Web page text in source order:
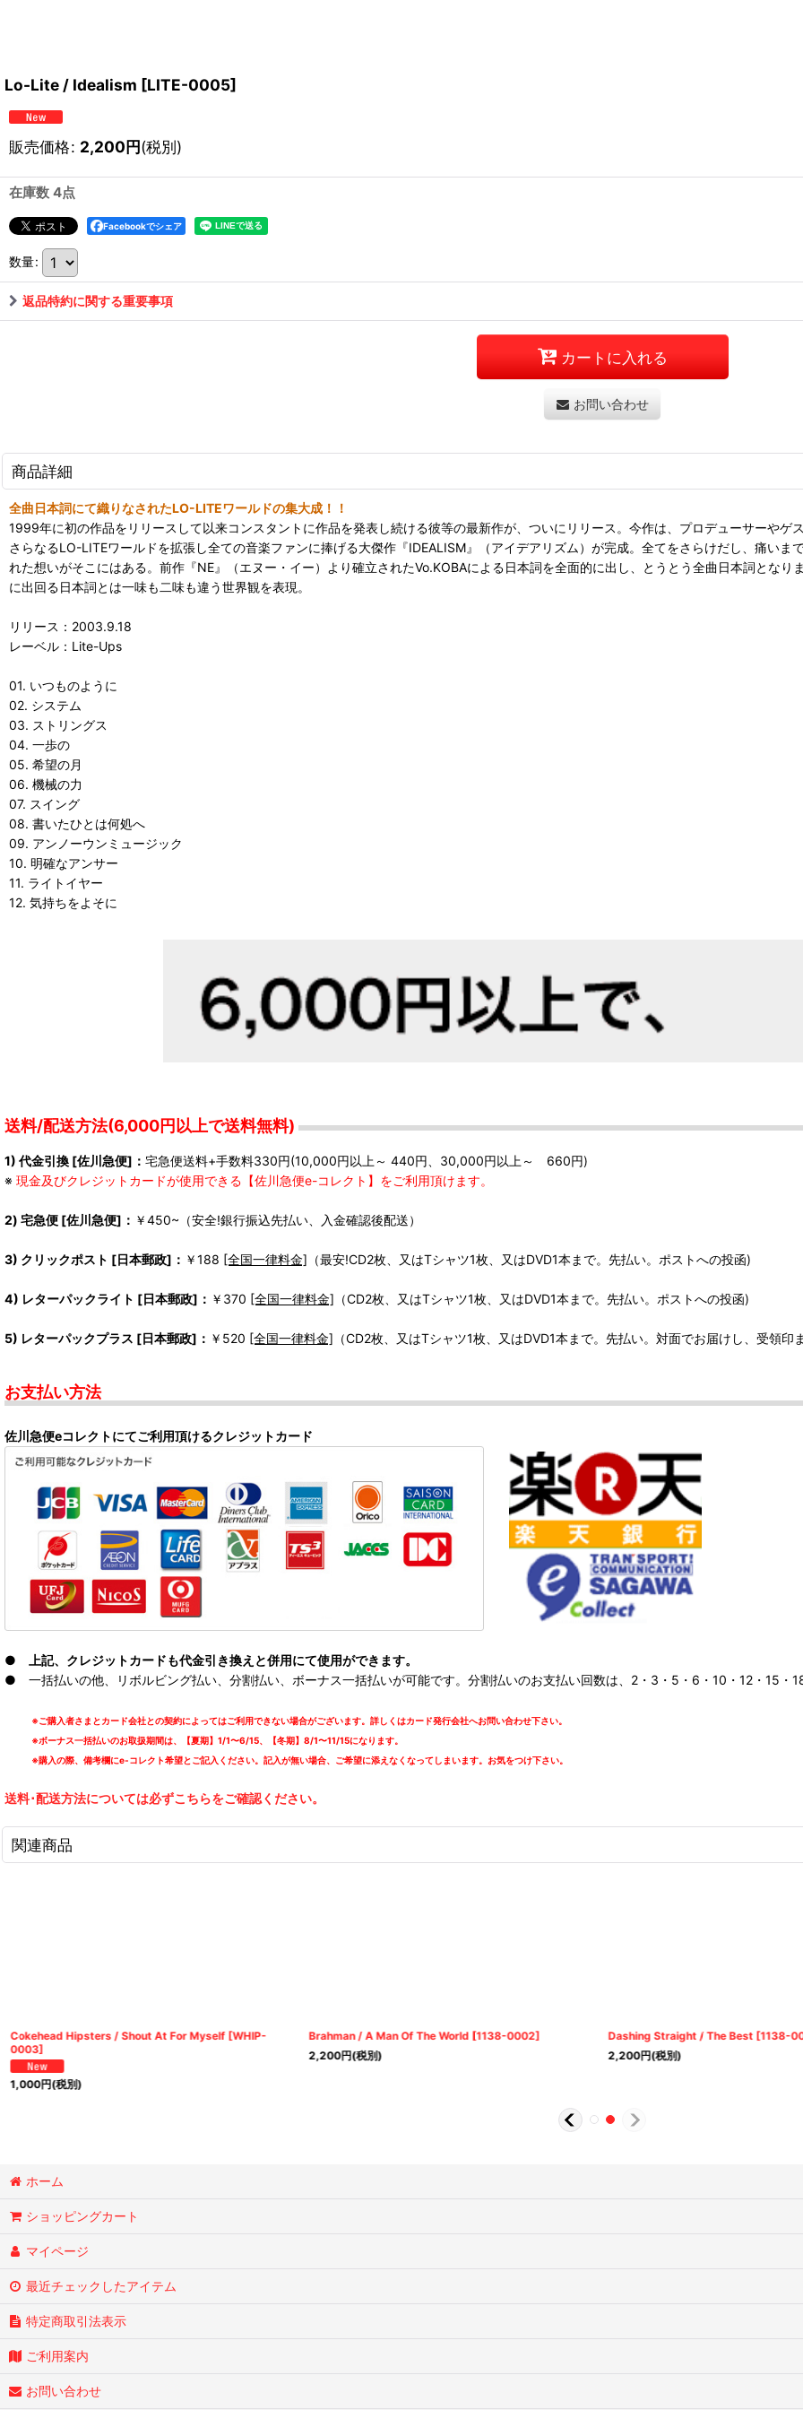
Lo-Lite / Idealism [LITE-0005]
販売価格: 2,200円(税別)
在庫数 4点
Facebookでシェア
数量:
返品特約に関する重要事項
カートに入れる
お問い合わせ
商品詳細
全曲日本詞にて織りなされたLO-LITEワールドの集大成！！
1999年に初の作品をリリースして以来コンスタントに作品を発表し続ける彼等の最新作が、ついにリリース。今作は、プロデューサーやゲ
さらなるLO-LITEワールドを拡張し全ての音楽ファンに捧げる大傑作『IDEALISM』（アイデアリズム）が完成。全てをさらけだし、痛いま
れた想いがそこにはある。前作『NE』（エヌー・イー）より確立されたVo.KOBAによる日本詞を全面的に出し、とうとう全曲日本詞とな
に出回る日本詞とは一味も二味も違う世界観を表現。
リリース：2003.9.18
レーベル：Lite-Ups
01. いつものように
02. システム
03. ストリングス
04. 一歩の
05. 希望の月
06. 機械の力
07. スイング
08. 書いたひとは何処へ
09. アンノーウンミュージック
10. 明確なアンサー
11. ライトイヤー
12. 気持ちをよそに
送料/配送方法(6,000円以上で送料無料)
1) 代金引換 [佐川急便]： 宅急便送料+手数料330円(10,000円以上～ 440円、30,000円以上～ 660円)
※ 現金及びクレジットカードが使用できる【佐川急便e-コレクト】をご利用頂けます。
2) 宅急便 [佐川急便]： ￥450~（安全!銀行振込先払い、入金確認後配送）
3) クリックポスト [日本郵政]： ￥188 [全国一律料金] （最安!CD2枚、又はTシャツ1枚、又はDVD1本まで。先払い。ポストへの投函)
4) レターパックライト [日本郵政]： ￥370 [全国一律料金] （CD2枚、又はTシャツ1枚、又はDVD1本まで。先払い。ポストへの投函)
5) レターパックプラス [日本郵政]： ￥520 [全国一律料金] （CD2枚、又はTシャツ1枚、又はDVD1本まで。先払い。対面でお届けし、受領印
お支払い方法
佐川急便eコレクトにてご利用頂けるクレジットカード
● 上記、クレジットカードも代金引き換えと併用にて使用ができます。
● 一括払いの他、リボルビング払い、分割払い、ボーナス一括払いが可能です。分割払いのお支払い回数は、2・3・5・6・10・12・15・
※ご購入者さまとカード会社との契約によってはご利用できない場合がございます。詳しくはカード発行会社へお問い合わせ下さい。
※ボーナス一括払いのお取扱期間は、【夏期】1/1〜6/15、【冬期】8/1〜11/15になります。
※購入の際、備考欄にe-コレクト希望とご記入ください。記入が無い場合、ご希望に添えなくなってしまいます。お気をつけ下さい。
送料･配送方法については必ずこちらをご確認ください。
関連商品
Cokehead Hipsters / Shout At For Myself [WHIP-
0003]
1,000円(税別)
Brahman / A Man Of The World [1138-0002]
2,200円(税別)
Dashing Straight / The Best [1138-
2,200円(税別)
ホーム
ショッピングカート
マイページ
最近チェックしたアイテム
特定商取引法表示
ご利用案内
お問い合わせ